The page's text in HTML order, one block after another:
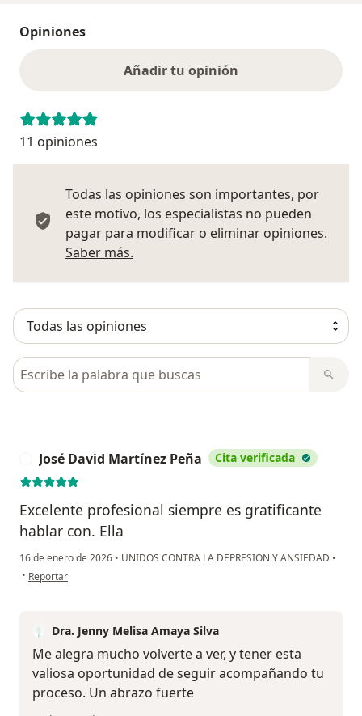
Opiniones
Añadir tu opinión
11 opiniones
Todas las opiniones son importantes, por
este motivo, los especialistas no pueden
pagar para modificar o eliminar opiniones.
Saber más.
Busca en opiniones
José David Martínez Peña Cita verificada
Excelente profesional siempre es gratificante
hablar con. Ella
16 de enero de 2026 • UNIDOS CONTRA LA DEPRESION Y ANSIEDAD •
• en opinión del usuario José David Martínez Peña
Reportar
Dra. Jenny Melisa Amaya Silva
Me alegra mucho volverte a ver, y tener esta
valiosa oportunidad de seguir acompañando tu
proceso. Un abrazo fuerte